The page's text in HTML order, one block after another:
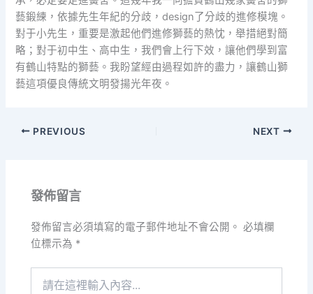
藝鍛練，依據先生年紀的分歧，design了分歧的進修模塊。
對于小先生，重要是激起他們進修獅藝的熱忱，舉措絕對簡
略；對于初中生、高中生，我們會上行下效，讓他們學到富
有鶴山特點的獅藝。我盼望經由過程如許的盡力，讓鶴山獅
藝這項優良傳統文明發揚光年夜。
PREVIOUS NEXT
發佈留言
發佈留言必須填寫的電子郵件地址不會公開。 必填欄
位標示為 *